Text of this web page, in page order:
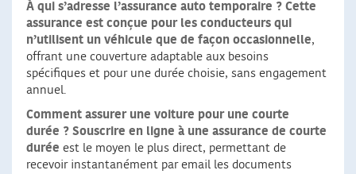
À qui s’adresse l’assurance auto temporaire ? Cette
assurance est conçue pour les conducteurs qui
n’utilisent un véhicule que de façon occasionnelle,
offrant une couverture adaptable aux besoins
spécifiques et pour une durée choisie, sans engagement
annuel.
Comment assurer une voiture pour une courte
durée ? Souscrire en ligne à une assurance de courte
durée est le moyen le plus direct, permettant de
recevoir instantanément par email les documents